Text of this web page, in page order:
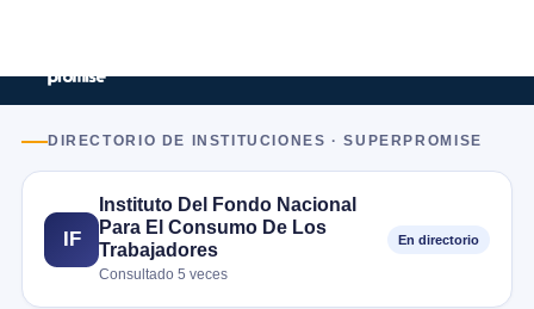
DIRECTORIO DE INSTITUCIONES · SUPERPROMISE
IF
Instituto Del Fondo Nacional
Para El Consumo De Los
Trabajadores
Consultado 5 veces
En directorio